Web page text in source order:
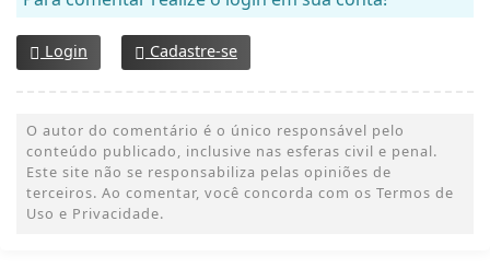
Login Cadastre-se
O autor do comentário é o único responsável pelo
conteúdo publicado, inclusive nas esferas civil e penal.
Este site não se responsabiliza pelas opiniões de
terceiros. Ao comentar, você concorda com os Termos de
Uso e Privacidade.